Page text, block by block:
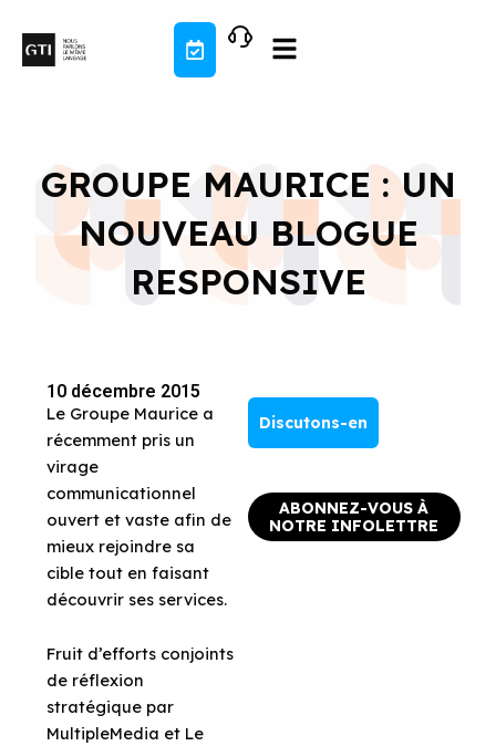
contenu
GROUPE MAURICE : UN
NOUVEAU BLOGUE
RESPONSIVE
10 décembre 2015
Le Groupe Maurice a
récemment pris un
virage
communicationnel
ouvert et vaste afin de
mieux rejoindre sa
cible tout en faisant
découvrir ses services.
Fruit d’efforts conjoints
de réflexion
stratégique par
MultipleMedia et Le
Discutons-en
ABONNEZ-VOUS À
NOTRE INFOLETTRE